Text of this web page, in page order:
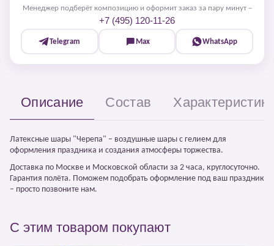
Менеджер подберёт композицию и оформит заказ за пару минут –
+7 (495) 120-11-26
Telegram Max WhatsApp
Описание Состав
Латексные шары "Черепа" – воздушные шары с гелием для
оформления праздника и создания атмосферы торжества.
Доставка по Москве и Московской области за 2 часа, круглосуточно.
Гарантия полёта. Поможем подобрать оформление под ваш праздник
– просто позвоните нам.
С этим товаром покупают